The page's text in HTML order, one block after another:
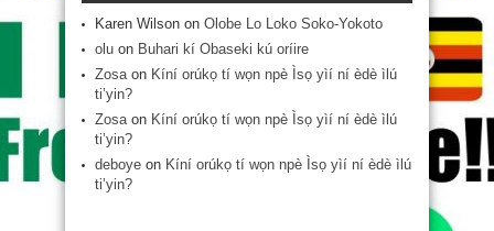
Karen Wilson on Olobe Lo Loko Soko-Yokoto
olu on Buhari kí Obaseki kú oríire
Zosaon Kíní orúkọ tí wọn npè Ìsọ yìí ní èdè ìlú
ti’yin?
Zosaon Kíní orúkọ tí wọn npè Ìsọ yìí ní èdè ìlú
ti’yin?
deboye on Kíní orúkọ tí wọn npè Ìsọ yìí ní èdè ìlú
ti’yin?